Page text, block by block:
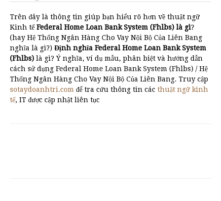
Trên đây là thông tin giúp bạn hiểu rõ hơn về thuật ngữ
Kinh tếFederal Home Loan Bank System (Fhlbs) là gì?
(hay Hệ Thống Ngân Hàng Cho Vay Nội Bộ Của Liên Bang
nghĩa là gì?) Định nghĩa Federal Home Loan Bank System
(Fhlbs) là gì? Ý nghĩa, ví dụ mẫu, phân biệt và hướng dẫn
cách sử dụng Federal Home Loan Bank System (Fhlbs) / Hệ
Thống Ngân Hàng Cho Vay Nội Bộ Của Liên Bang. Truy cập
sotaydoanhtri.com để tra cứu thông tin các thuật ngữ kinh
tế, IT được cập nhật liên tục